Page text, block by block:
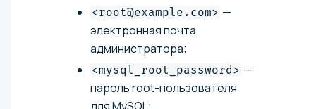
<root@example.com> —
электронная почта
администратора;
<mysql_root_password> —
пароль root-пользователя
для MySQL;